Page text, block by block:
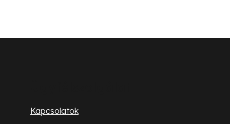
Kapcsolatok